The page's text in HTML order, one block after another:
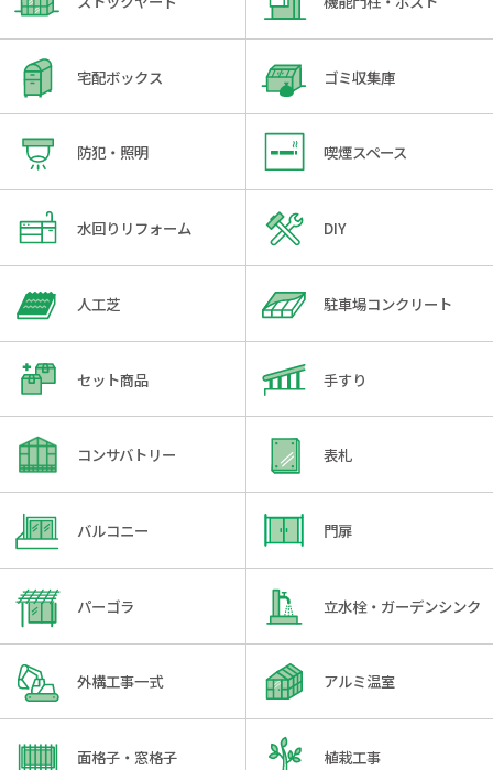
宅配ボックス ゴミ収集庫
防犯・照明 喫煙スペース
水回りリフォーム DIY
人工芝 駐車場コンクリート
セット商品 手すり
コンサバトリー 表札
バルコニー 門扉
パーゴラ 立水栓・ガーデンシンク
外構工事一式 アルミ温室
面格子・窓格子 植栽工事